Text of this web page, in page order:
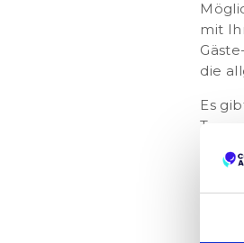
mit
die
Es